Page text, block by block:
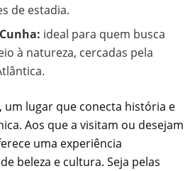
de estadia.
ideal para quem busca
à natureza, cercadas pela
um lugar que conecta história e
Aos que a visitam ou desejam
uma experiência
beleza e cultura. Seja pelas